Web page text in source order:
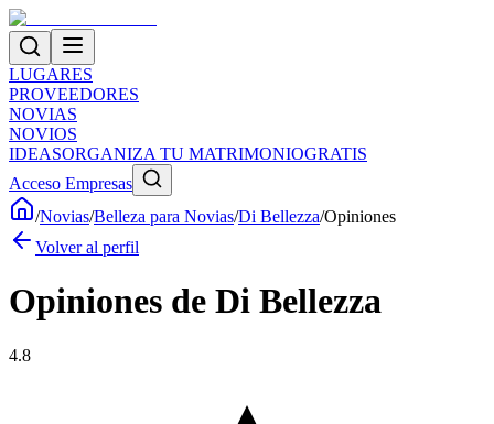
LUGARES
PROVEEDORES
NOVIAS
NOVIOS
IDEASORGANIZA TU MATRIMONIOGRATIS
Acceso Empresas
/Novias/Belleza para Novias/Di Bellezza/Opiniones
Volver al perfil
Opiniones de Di Bellezza
4.8